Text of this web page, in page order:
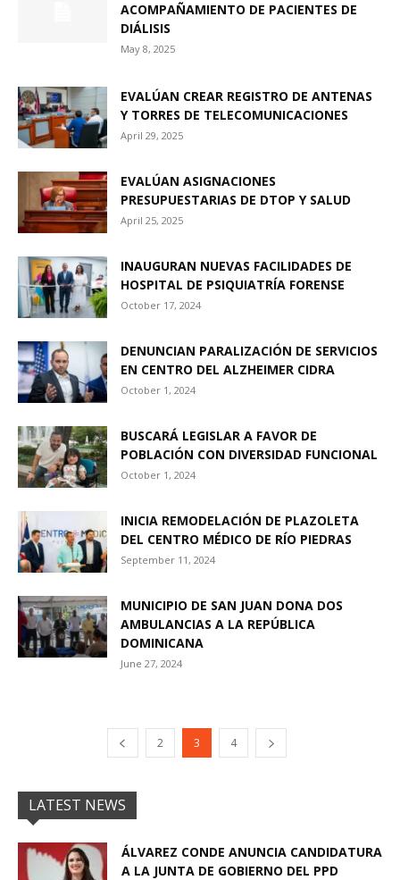
ACOMPAÑAMIENTO DE PACIENTES DE
DIÁLISIS
May 8, 2025
EVALÚAN CREAR REGISTRO DE ANTENAS
Y TORRES DE TELECOMUNICACIONES
April 29, 2025
EVALÚAN ASIGNACIONES
PRESUPUESTARIAS DE DTOP Y SALUD
April 25, 2025
INAUGURAN NUEVAS FACILIDADES DE
HOSPITAL DE PSIQUIATRÍA FORENSE
October 17, 2024
DENUNCIAN PARALIZACIÓN DE SERVICIOS
EN CENTRO DEL ALZHEIMER CIDRA
October 1, 2024
BUSCARÁ LEGISLAR A FAVOR DE
POBLACIÓN CON DIVERSIDAD FUNCIONAL
October 1, 2024
INICIA REMODELACIÓN DE PLAZOLETA
DEL CENTRO MÉDICO DE RÍO PIEDRAS
September 11, 2024
MUNICIPIO DE SAN JUAN DONA DOS
AMBULANCIAS A LA REPÚBLICA
DOMINICANA
June 27, 2024
2 3 4
LATEST NEWS
ÁLVAREZ CONDE ANUNCIA CANDIDATURA
A LA JUNTA DE GOBIERNO DEL PPD